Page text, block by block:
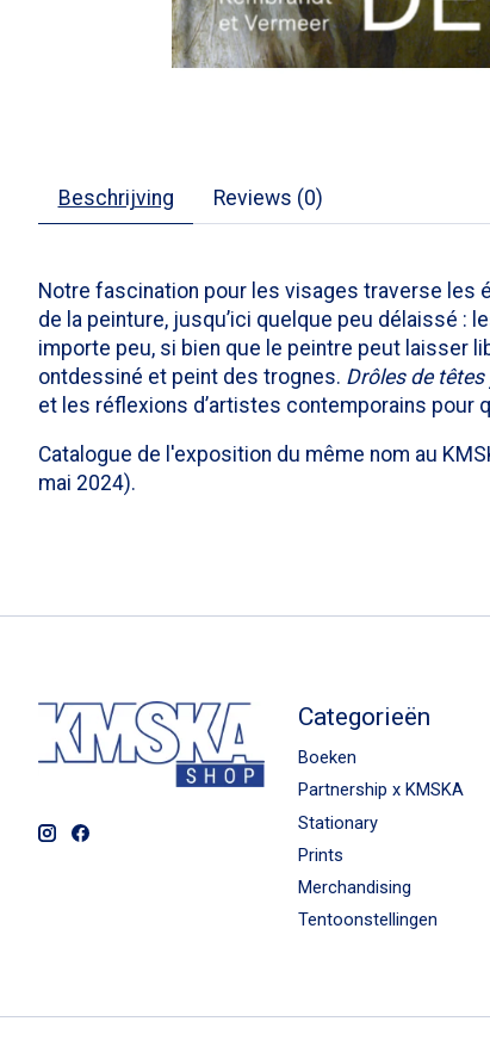
Beschrijving Reviews (0)
Notre fascination pour les visages traverse les
de la peinture, jusqu’ici quelque peu délaissé :
importe peu, si bien que le peintre peut laisser
ontdessiné et peint des trognes. Drôles de têtes
et les réflexions d’artistes contemporains pour
Catalogue de l'exposition du même nom au
mai 2024).
Categorieën
Boeken
Partnership x KMSKA
Stationary
Prints
Merchandising
Tentoonstellingen